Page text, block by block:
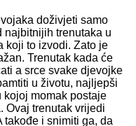
doživjeti samo
najbitnijih trenutaka u
koji to izvodi. Zato je
Trenutak kada će
a srce svake djevojke
u životu, najljepši
kojoj momak postaje
Ovaj trenutak vrijedi
takođe i snimiti ga, da